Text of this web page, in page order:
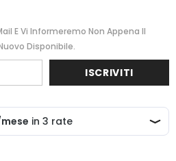
E Vi Informeremo Non Appena Il
Disponibile.
ISCRIVITI